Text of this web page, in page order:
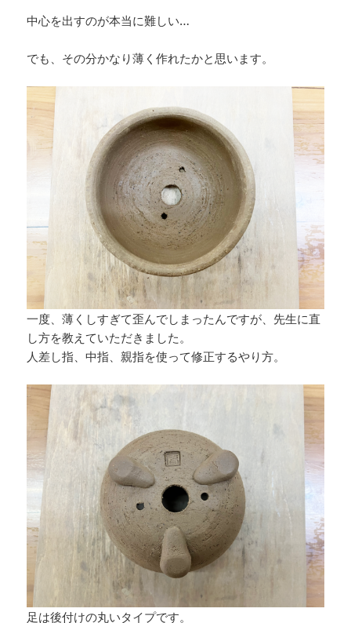
中心を出すのが本当に難しい…
でも、その分かなり薄く作れたかと思います。
一度、薄くしすぎて歪んでしまったんですが、先生に直
し方を教えていただきました。
人差し指、中指、親指を使って修正するやり方。
足は後付けの丸いタイプです。